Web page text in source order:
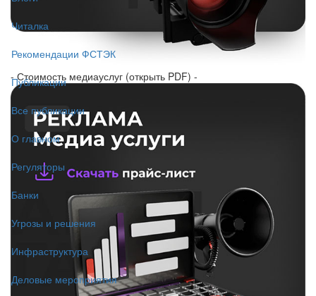
Читалка
Рекомендации ФСТЭК
Публикации
Все публикации
О главном
Регуляторы
Банки
Угрозы и решения
Инфраструктура
Деловые мероприятия
- Стоимость медиауслуг (открыть PDF) -